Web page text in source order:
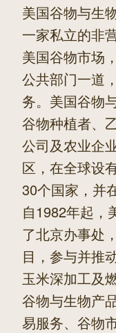
美国谷物与生
一家私立的非
美国谷物市场
公共部门一道
务。美国谷物
谷物种植者、
公司及农业企
区，在全球设
30个国家，并
自1982年起，
了北京办事处
目，参与并推
玉米深加工及
谷物与生物产
易服务、谷物